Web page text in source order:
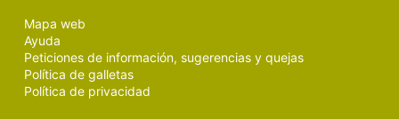
Mapa web
Ayuda
Peticiones de información, sugerencias y quejas
Política de galletas
Política de privacidad